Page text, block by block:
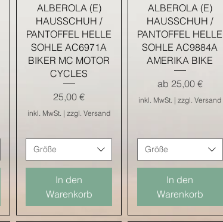
Schnellansicht
ALBEROLA (E)
HAUSSCHUH /
PANTOFFEL HELLE
SOHLE AC6971A
BIKER MC MOTOR
CYCLES
Preis
25,00 €
inkl. MwSt. | zzgl. Versand
Größe
In den
Warenkorb
Schnellansicht
ALBEROLA (E)
HAUSSCHUH /
PANTOFFEL HELLE
SOHLE AC9884A
AMERIKA BIKE
ab 25,00 €
Sale-Preis
inkl. MwSt. |zzgl. Versand
Größe
In den
Warenkorb